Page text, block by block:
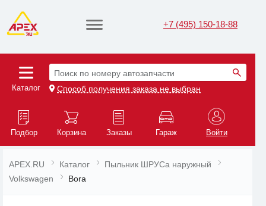
+7 (495) 150-18-88
Каталог
Поиск по номеру автозапчасти
Способ получения заказа не выбран
Подбор Корзина Заказы Гараж Войти
APEX.RU Каталог
Пыльник ШРУСа наружный
Volkswagen
Bora